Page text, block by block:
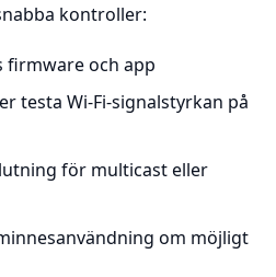
kontroller:
firmware och app
testa Wi-Fi-signalstyrkan på
för multicast eller
om möjligt